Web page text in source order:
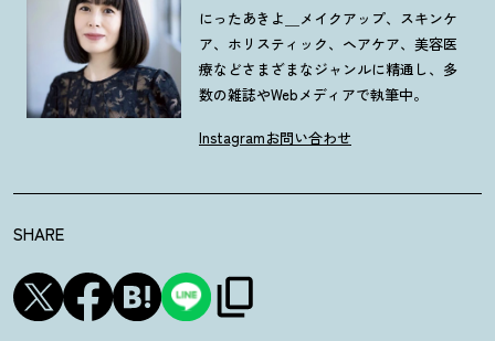
にったあきよ＿メイクアップ、スキンケ
ア、ホリスティック、ヘアケア、美容医
療などさまざまなジャンルに精通し、多
数の雑誌やWebメディアで執筆中。
Instagramお問い合わせ
SHARE